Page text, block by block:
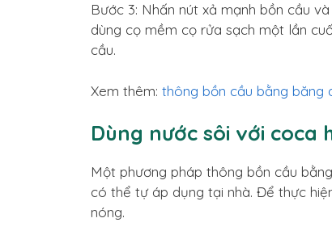
Bước 3: Nhấn nút xả mạnh bồn cầu
dùng cọ mềm cọ rửa sạch một lần
cầu.
Xem thêm: thông bồn cầu bằng băng
Dùng nước sôi với coca
Một phương pháp thông bồn cầu
có thể tự áp dụng tại nhà. Để thực
nóng.